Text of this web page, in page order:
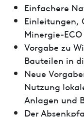
Einfachere
Einleitungen,
Minergie-
Vorgabe zu
Bauteilen in
Neue
Nutzung
Anlagen und
Der